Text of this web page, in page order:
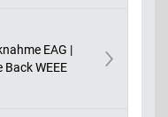
EAG |
WEEE